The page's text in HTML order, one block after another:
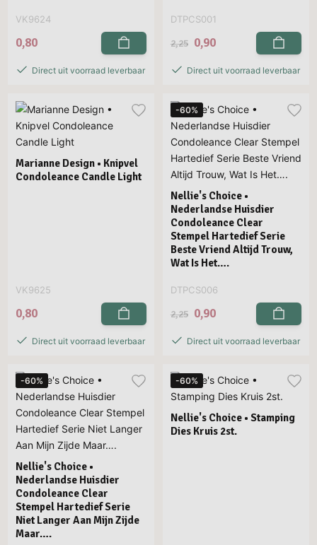
VK9624
0,80
Direct uit voorraad leverbaar
DTPCS001
2,25 0,90
Direct uit voorraad leverbaar
Marianne Design • Knipvel
Condoleance Candle Light
VK9625
0,80
Direct uit voorraad leverbaar
-60%
Nellie's Choice •
Nederlandse Huisdier
Condoleance Clear
Stempel Hartedief Serie
Beste Vriend Altijd Trouw,
Wat Is Het….
DTPCS006
2,25 0,90
Direct uit voorraad leverbaar
-60%
Nellie's Choice •
Nederlandse Huisdier
Condoleance Clear
Stempel Hartedief Serie
Niet Langer Aan Mijn Zijde
Maar….
-60%
Nellie's Choice • Stamping
Dies Kruis 2st.